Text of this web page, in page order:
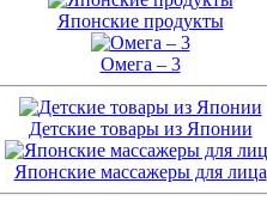
Японские продукты
Омега – 3
Детские товары из Японии
Японские массажеры для лица